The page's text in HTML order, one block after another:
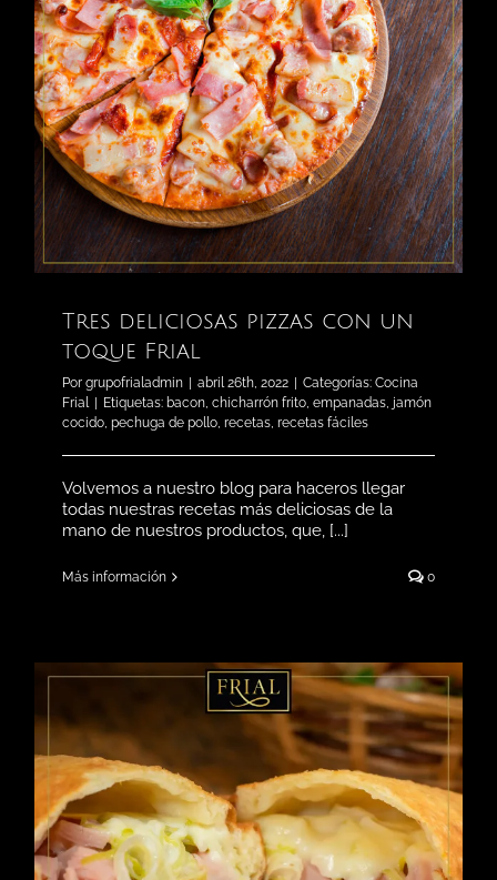
Tres deliciosas pizzas con un
toque Frial
Por grupofrialadmin | abril 26th, 2022 | Categorías: Cocina
Frial
| Etiquetas: bacon chicharrón frito empanadas jamón
cocido pechuga de pollo recetas recetas fáciles
Volvemos a nuestro blog para haceros llegar
todas nuestras recetas más deliciosas de la
mano de nuestros productos, que, [...]
Más información 0